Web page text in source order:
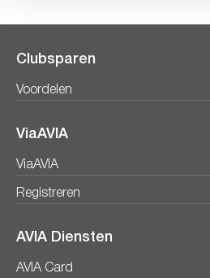
Clubsparen
Voordelen
ViaAVIA
ViaAVIA
Registreren
AVIA Diensten
AVIA Card